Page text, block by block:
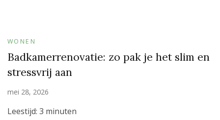
WONEN
Badkamerrenovatie: zo pak je het slim en
stressvrij aan
mei 28, 2026
Leestijd: 3 minuten